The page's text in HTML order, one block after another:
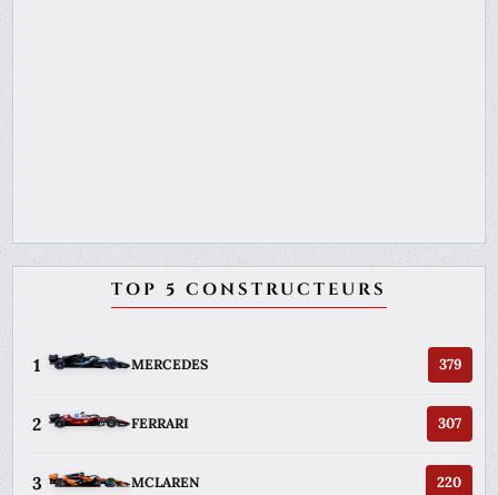
TOP 5 CONSTRUCTEURS
1 MERCEDES 379
2 FERRARI 307
3 MCLAREN 220